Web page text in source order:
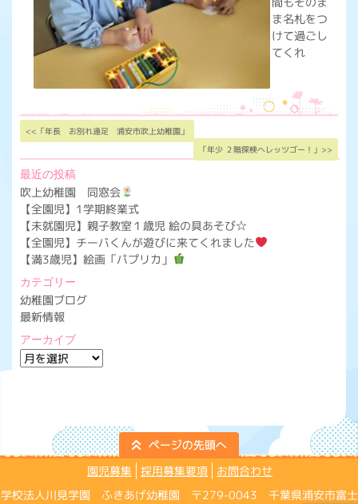
ま名札をつ
けて過ごし
てくれ
<<「年長 お別れ遠足 浦安市吹上幼稚園」
「年少 ２階探検へレッツゴー！」>>
最近の投稿
吹上幼稚園 同窓会
【全園児】1学期終業式
【未就園児】親子教室１歳児 絵の具あそび☆
【全園児】チーバくんが遊びに来てくれました
【満3歳児】絵画「パプリカ」
カテゴリー
幼稚園ブログ
最新情報
アーカイブ
ア
園児募集 採用募集要項
お問合わせ
学校法人川見学園 ふきあげ幼稚園 〒279-0043 千葉県浦安市富士